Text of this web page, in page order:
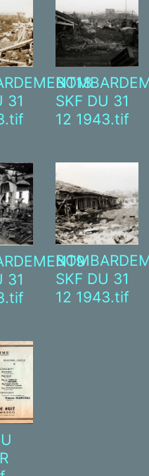
31
SKF DU 31
12 1943.tif
31
SKF DU 31
12 1943.tif